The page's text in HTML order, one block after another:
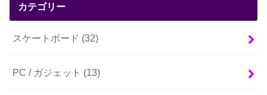
カテゴリー
スケートボード (32)
PC / ガジェット (13)